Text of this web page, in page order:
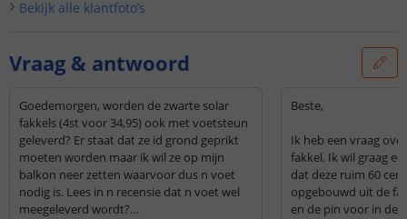
Bekijk alle klantfoto’s
Vraag & antwoord
Goedemorgen, worden de zwarte solar
fakkels (4st voor 34,95) ook met voetsteun
geleverd? Er staat dat ze id grond geprikt
moeten worden maar ik wil ze op mijn
balkon neer zetten waarvoor dus n voet
nodig is. Lees in n recensie dat n voet wel
meegeleverd wordt?
Beste,
Ik heb een vraag
fakkel. Ik wil graag
dat deze ruim 60
opgebouwd uit de
en de pin voor in de